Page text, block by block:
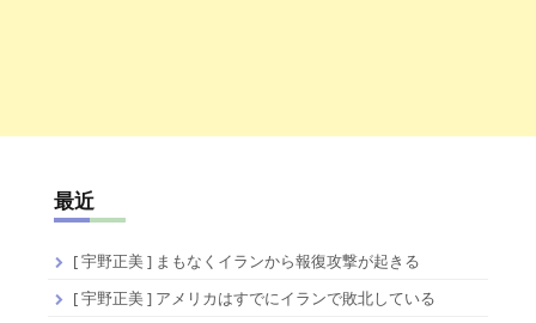
最近
[ 宇野正美 ] まもなくイランから報復攻撃が起きる
[ 宇野正美 ] アメリカはすでにイランで敗北している